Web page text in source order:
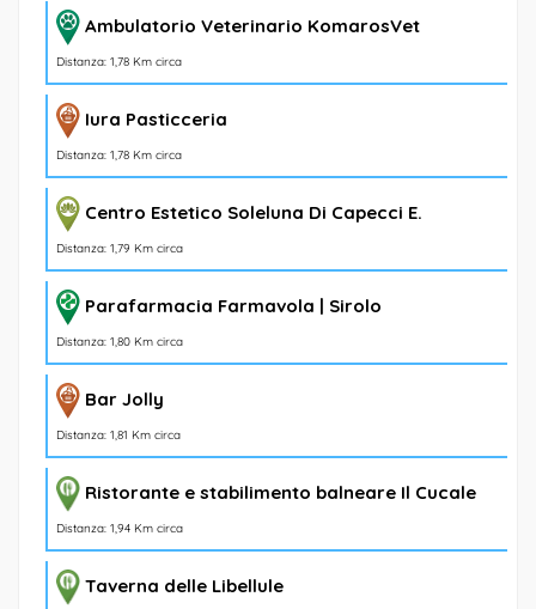
Ambulatorio Veterinario KomarosVet
Distanza: 1,78 Km circa
Iura Pasticceria
Distanza: 1,78 Km circa
Centro Estetico Soleluna Di Capecci E.
Distanza: 1,79 Km circa
Parafarmacia Farmavola | Sirolo
Distanza: 1,80 Km circa
Bar Jolly
Distanza: 1,81 Km circa
Ristorante e stabilimento balneare Il Cucale
Distanza: 1,94 Km circa
Taverna delle Libellule